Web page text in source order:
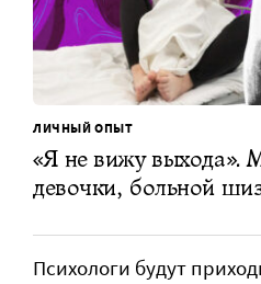
ЛИЧНЫЙ ОПЫТ
«Я не вижу выхода».
девочки, больной
Психологи будут